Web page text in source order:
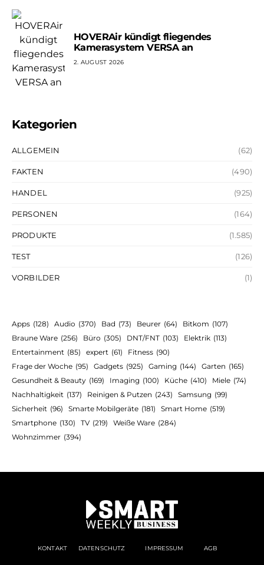
HOVERAir kündigt fliegendes
Kamerasystem VERSA an
2. AUGUST 2026
Kategorien
ALLGEMEIN (62)
FAKTEN (490)
HANDEL (925)
PERSONEN (164)
PRODUKTE (1.585)
TEST (126)
VORBILDER (1)
Apps (128) Audio (370) Bad (73) Beurer (64) Bitkom (107)
Braune Ware (256) Büro (305) DNT/FNT (103) Elektrik (113)
Entertainment (85) expert (61) Fitness (90)
Frage der Woche (95) Gadgets (925) Gaming (144) Garten (165)
Gesundheit & Beauty (169) Imaging (100) Küche (410) Miele (74)
Nachhaltigkeit (137) Reinigen & Putzen (243) Samsung (99)
Sicherheit (96) Smarte Mobilgeräte (181) Smart Home (519)
Smartphone (130) TV (219) Weiße Ware (284)
Wohnzimmer (394)
KONTAKT DATENSCHUTZ IMPRESSUM AGB